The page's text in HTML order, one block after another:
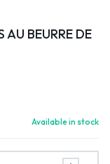
AU BEURRE DE
Available in stock